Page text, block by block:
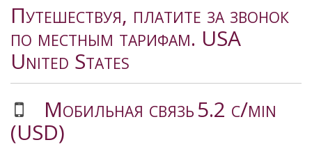
Путешествуя, платите за звонок
по местным тарифам. USA
United States
Мобильная связь5.2 c/min
(USD)